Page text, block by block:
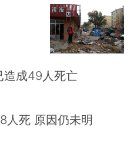
造成49人死亡
人死 原因仍未明